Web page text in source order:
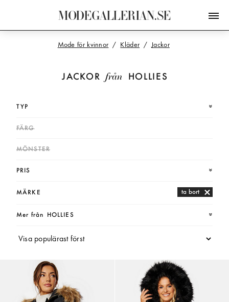
MODEGALLERIAN.SE
JACKOR från HOLLIES
Mode för kvinnor Kläder Jackor
TYP
FÄRG
MÖNSTER
PRIS
MÄRKE ta bort
Mer från HOLLIES